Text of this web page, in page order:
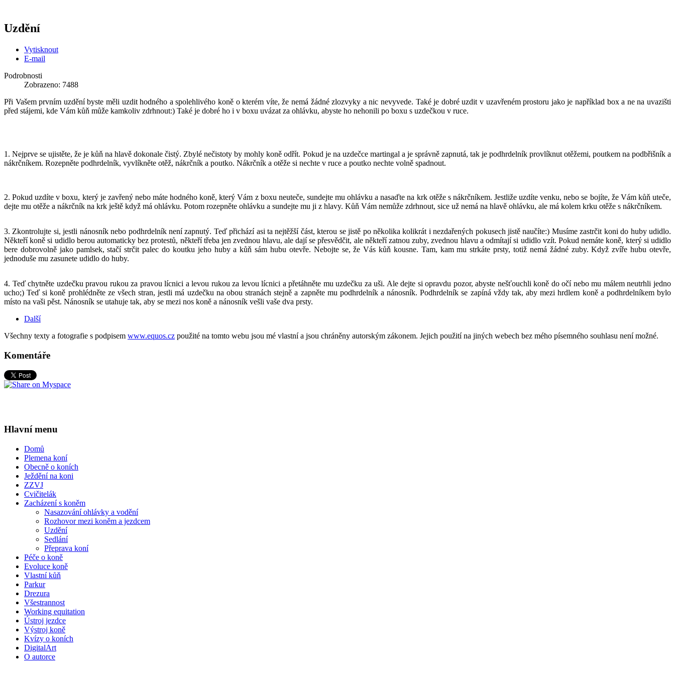
Uzdění
Vytisknout
E-mail
Podrobnosti
Zobrazeno: 7488
Při Vašem prvním uzdění byste měli uzdit hodného a spolehlivého koně o kterém víte, že nemá žádné zlozvyky a nic nevyvede. Také je dobré uzdit v uzavřeném prostoru jako je například box a ne na uvazišti
před stájemi, kde Vám kůň může kamkoliv zdrhnout:) Také je dobré ho i v boxu uvázat za ohlávku, abyste ho nehonili po boxu s uzdečkou v ruce.
1. Nejprve se ujistěte, že je kůň na hlavě dokonale čistý. Zbylé nečistoty by mohly koně odřít. Pokud je na uzdečce martingal a je správně zapnutá, tak je podhrdelník provlíknut otěžemi, poutkem na podbřišník a
nákrčníkem. Rozepněte podhrdelník, vyvlíkněte otěž, nákrčník a poutko. Nákrčník a otěže si nechte v ruce a poutko nechte volně spadnout.
2. Pokud uzdíte v boxu, který je zavřený nebo máte hodného koně, který Vám z boxu neuteče, sundejte mu ohlávku a nasaďte na krk otěže s nákrčníkem. Jestliže uzdíte venku, nebo se bojíte, že Vám kůň uteče,
dejte mu otěže a nákrčník na krk ještě když má ohlávku. Potom rozepněte ohlávku a sundejte mu ji z hlavy. Kůň Vám nemůže zdrhnout, sice už nemá na hlavě ohlávku, ale má kolem krku otěže s nákrčníkem.
3. Zkontrolujte si, jestli nánosník nebo podhrdelník není zapnutý. Teď přichází asi ta nejtěžší část, kterou se jistě po několika kolikrát i nezdařených pokusech jistě naučíte:) Musíme zastrčit koni do huby udidlo.
Někteří koně si udidlo berou automaticky bez protestů, někteří třeba jen zvednou hlavu, ale dají se přesvědčit, ale někteří zatnou zuby, zvednou hlavu a odmítají si udidlo vzít. Pokud nemáte koně, který si udidlo
bere dobrovolně jako pamlsek, stačí strčit palec do koutku jeho huby a kůň sám hubu otevře. Nebojte se, že Vás kůň kousne. Tam, kam mu strkáte prsty, totiž nemá žádné zuby. Když zvíře hubu otevře,
jednoduše mu zasunete udidlo do huby.
4. Teď chytněte uzdečku pravou rukou za pravou lícnici a levou rukou za levou lícnici a přetáhněte mu uzdečku za uši. Ale dejte si opravdu pozor, abyste nešťouchli koně do očí nebo mu málem neutrhli jedno
ucho;) Teď si koně prohlédněte ze všech stran, jestli má uzdečku na obou stranách stejně a zapněte mu podhrdelník a nánosník. Podhrdelník se zapíná vždy tak, aby mezi hrdlem koně a podhrdelníkem bylo
místo na vaši pěst. Nánosník se utahuje tak, aby se mezi nos koně a nánosník vešli vaše dva prsty.
Další
Všechny texty a fotografie s podpisem www.equos.cz použité na tomto webu jsou mé vlastní a jsou chráněny autorským zákonem. Jejich použití na jiných webech bez mého písemného souhlasu není možné.
Komentáře
Hlavní menu
Domů
Plemena koní
Obecně o koních
Ježdění na koni
ZZVJ
Cvičitelák
Zacházení s koněm
Nasazování ohlávky a vodění
Rozhovor mezi koněm a jezdcem
Uzdění
Sedlání
Přeprava koní
Péče o koně
Evoluce koně
Vlastní kůň
Parkur
Drezura
Všestrannost
Working equitation
Ústroj jezdce
Výstroj koně
Kvízy o koních
DigitalArt
O autorce